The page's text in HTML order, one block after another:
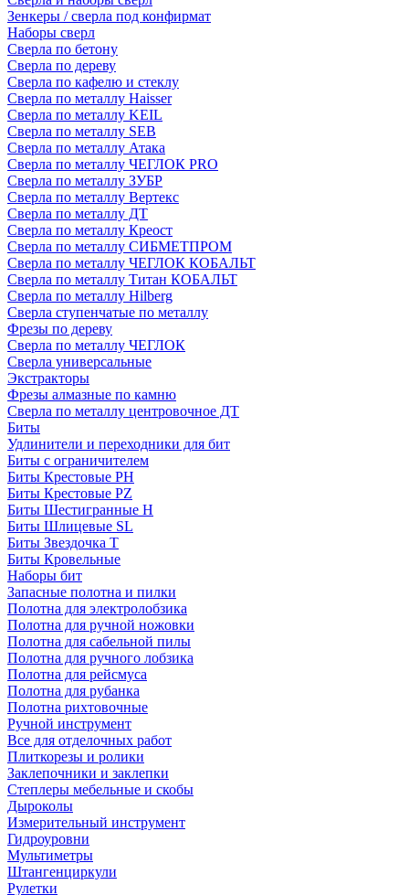
Зенкеры / сверла под конфирмат
Наборы сверл
Сверла по бетону
Сверла по дереву
Сверла по кафелю и стеклу
Сверла по металлу Haisser
Сверла по металлу KEIL
Сверла по металлу SEB
Сверла по металлу Атака
Сверла по металлу ЧЕГЛОК PRO
Сверла по металлу ЗУБР
Сверла по металлу Вертекс
Сверла по металлу ДТ
Сверла по металлу Креост
Сверла по металлу СИБМЕТПРОМ
Сверла по металлу ЧЕГЛОК КОБАЛЬТ
Сверла по металлу Титан КОБАЛЬТ
Сверла по металлу Hilberg
Сверла ступенчатые по металлу
Фрезы по дереву
Сверла по металлу ЧЕГЛОК
Сверла универсальные
Экстракторы
Фрезы алмазные по камню
Сверла по металлу центровочное ДТ
Биты
Удлинители и переходники для бит
Биты с ограничителем
Биты Крестовые PH
Биты Крестовые PZ
Биты Шестигранные H
Биты Шлицевые SL
Биты Звездочка T
Биты Кровельные
Наборы бит
Запасные полотна и пилки
Полотна для электролобзика
Полотна для ручной ножовки
Полотна для сабельной пилы
Полотна для ручного лобзика
Полотна для рейсмуса
Полотна для рубанка
Полотна рихтовочные
Ручной инструмент
Все для отделочных работ
Плиткорезы и ролики
Заклепочники и заклепки
Степлеры мебельные и скобы
Дыроколы
Измерительный инструмент
Гидроуровни
Мультиметры
Штангенциркули
Рулетки